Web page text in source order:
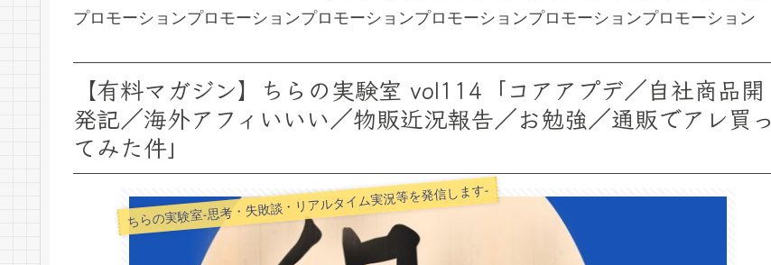
プロモーションプロモーションプロモーションプロモーションプロモーションプロモーション
【有料マガジン】ちらの実験室 vol114「コアアプデ／自社商品開
発記／海外アフィいいい／物販近況報告／お勉強／通販でアレ買っ
てみた件」
ちらの実験室-思考・失敗談・リアルタイム実況等を発信します-